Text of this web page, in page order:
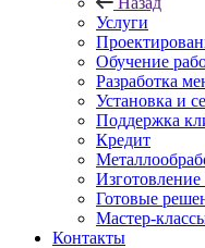
Услуги
Обучение
Разработка
Установка и
Поддержка
Кредит
Изготовление
Готовые
Мастер-
Контакты